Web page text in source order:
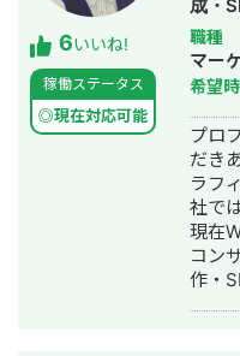
6いいね!
稼働ステータス
◎現在対応可能
成・
用代
グ・
バナ
ン・
グ広
職種
マー
希望
プロ
だき
ラフ
社で
現在
コン
作・